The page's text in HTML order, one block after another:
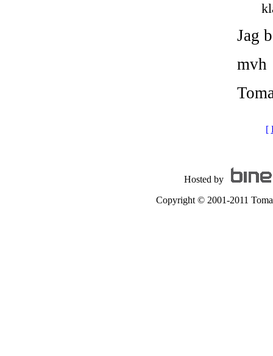
Jag
mvh
[
Hosted by
Copyright © 2001-2011